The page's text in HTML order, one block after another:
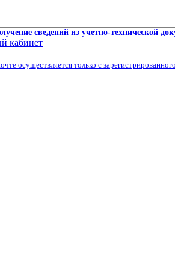
сведений из учетно-технической
кабинет
осуществляется только с